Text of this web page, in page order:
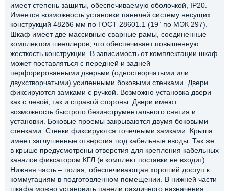
имеет степень защиты, обеспечиваемую оболочкой, IP20.
Имеется возможность установки панелей систему несущих
конструкций 482б6 мм по ГОСТ 28601.1 (19” по МЭК 297).
Шкаф имеет две массивные сварные рамы, соединенные
комплектом швеллеров, что обеспечивает повышенную
жесткость конструкции. В зависимость от комплектации шкаф
может поставляться с передней и задней
перфорированными дверьми (одностворчатыми или
двухстворчатыми) усиленными боковыми стенками. Двери
фиксируются замками с ручкой. Возможно установка двери
как с левой, так и справой стороны. Двери имеют
возможность быстрого безинструментального снятия и
установки. Боковые проемы закрываются двумя боковыми
стенками. Стенки фиксируются точечными замками. Крыша
имеет заглушенные отверстия под кабельные вводы. Так же
в крыше предусмотрены отверстия для крепления кабельных
каналов фиксатором КГЛ (в комплект поставки не входит).
Нижняя часть – полая, обеспечивающая хороший доступ к
коммутациям в подготовленном помещении. В нижней части
шкафа можно установить панели различного назначения